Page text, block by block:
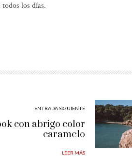
los días.
ENTRADA SIGUIENTE
con abrigo color
caramelo
LEER MÁS